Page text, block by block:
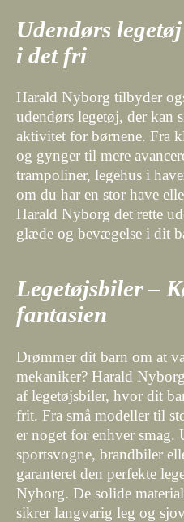
Udendørs
i det fri
Harald Nyborg tilbyder
udendørs legetøj, der kan
aktivitet for børnene. Fra
og gynger til mere
trampoliner, legehus i
om du har en stor have
Harald Nyborg det rette
glæde og bevægelse i dit
Legetøjsbiler –
fantasien
Drømmer dit barn om at
mekaniker? Harald
af legetøjsbiler, hvor dit
frit. Fra små modeller til
er noget for enhver smag.
sportsvogne, brandbiler
garanteret den perfekte
Nyborg. De solide
sikrer langvarig leg og